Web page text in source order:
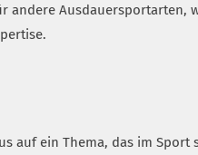
andere Ausdauersportarten,
auf ein Thema, das im Sport